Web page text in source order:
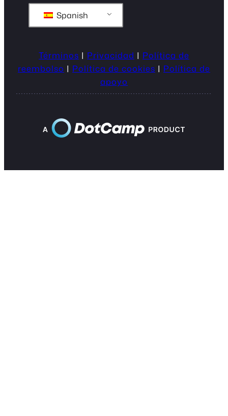
Spanish
Términos | Privacidad | Política de
reembolso | Política de cookies | Política de
apoyo